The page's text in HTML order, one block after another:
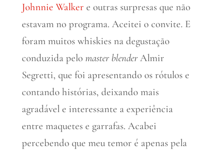
Johnnie Walkere outras surpresas que não
estavam no programa. Aceitei o convite. E
foram muitos whiskies na degustação
conduzida pelo master blenderAlmir
Segretti, que foi apresentando os rótulos e
contando histórias, deixando mais
agradável e interessante a experiência
entre maquetes e garrafas. Acabei
percebendo que meu temor é apenas pela